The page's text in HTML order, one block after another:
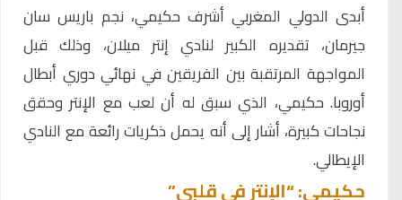
أبدى الدولي المغربي أشرف حكيمي، نجم باريس سان
جيرمان، تقديره الكبير لنادي إنتر ميلان، وذلك قبل
المواجهة المرتقبة بين الفريقين في نهائي دوري أبطال
أوروبا. حكيمي، الذي سبق له أن لعب مع الإنتر وحقق
نجاحات كبيرة، أشار إلى أنه يحمل ذكريات رائعة مع النادي
الإيطالي.
حكيمي: “الإنتر في قلبي”